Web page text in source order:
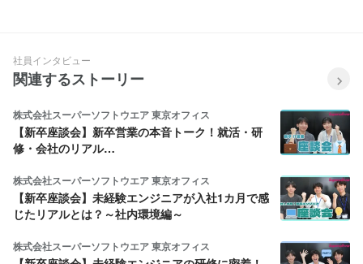
社員インタビュー
関連するストーリー
株式会社スーパーソフトウエア 東京オフィス
【新卒座談会】新卒営業の本音トーク！就活・研
修・会社のリアル…
株式会社スーパーソフトウエア 東京オフィス
【新卒座談会】未経験エンジニアが入社1カ月で感
じたリアルとは？～社内環境編～
株式会社スーパーソフトウエア 東京オフィス